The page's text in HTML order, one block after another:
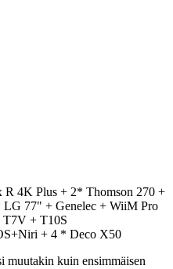
R 4K Plus + 2* Thomson 270 +
77" + Genelec + WiiM Pro
+ T10S
+ 4 * Deco X50
muutakin kuin ensimmäisen